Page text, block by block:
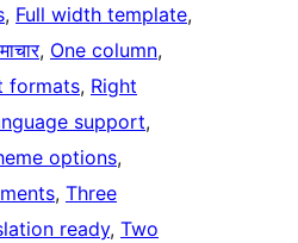
, Full width template
, One column
formats, Right
support
options
, Three
ready, Two